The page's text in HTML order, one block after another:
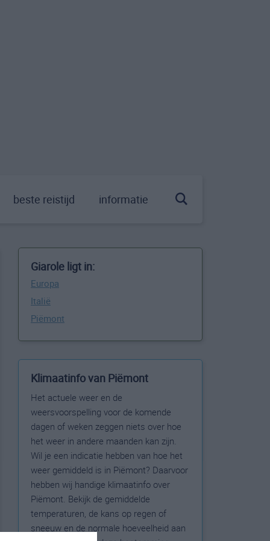
beste reistijd informatie
Giarole ligt in:
Europa
Italië
Piëmont
Klimaatinfo van Piëmont
Het actuele weer en de
weersvoorspelling voor de komende
dagen of weken zeggen niets over hoe
het weer in andere maanden kan zijn.
Wil je een indicatie hebben van hoe het
weer gemiddeld is in Piëmont? Daarvoor
hebben wij handige klimaatinfo over
Piëmont. Bekijk de gemiddelde
temperaturen, de kans op regen of
sneeuw en de normale hoeveelheid aan